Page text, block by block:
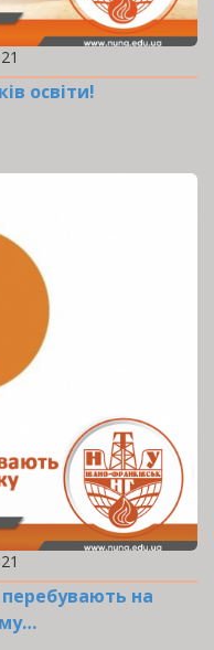
освіти!
на